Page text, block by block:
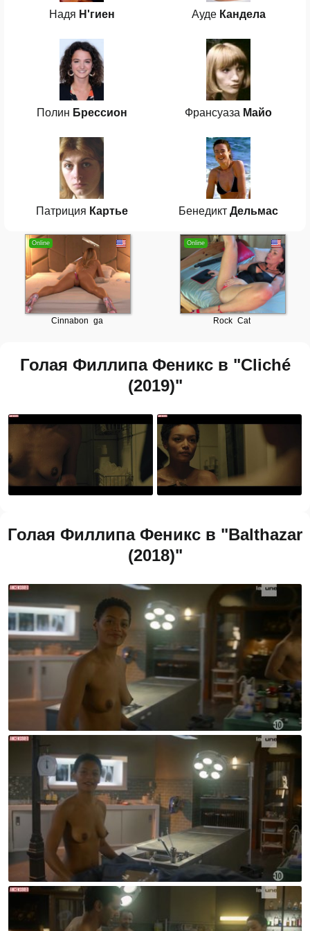
Надя Н'гиен Ауде Кандела
Полин Брессион Франсуаза Майо
Патриция Картье Бенедикт Дельмас
Голая Филлипа Феникс в "Cliché
(2019)"
Голая Филлипа Феникс в "Balthazar
(2018)"